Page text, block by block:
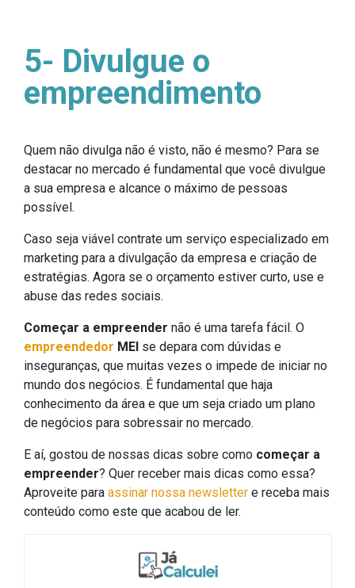
5- Divulgue o
empreendimento
Quem não divulga não é visto, não é mesmo? Para se
destacar no mercado é fundamental que você divulgue
a sua empresa e alcance o máximo de pessoas
possível.
Caso seja viável contrate um serviço especializado em
marketing para a divulgação da empresa e criação de
estratégias. Agora se o orçamento estiver curto, use e
abuse das redes sociais.
Começar a empreender não é uma tarefa fácil. O
empreendedor MEI se depara com dúvidas e
inseguranças, que muitas vezes o impede de iniciar no
mundo dos negócios. É fundamental que haja
conhecimento da área e que um seja criado um plano
de negócios para sobressair no mercado.
E aí, gostou de nossas dicas sobre como começar a
empreender? Quer receber mais dicas como essa?
Aproveite para assinar nossa newsletter e receba mais
conteúdo como este que acabou de ler.